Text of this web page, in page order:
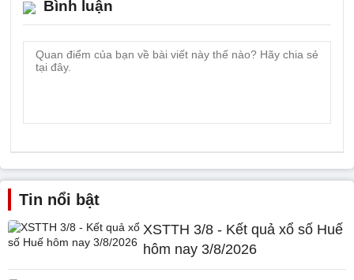
Bình luận
Tin nổi bật
XSTTH 3/8 - Kết quả xổ số Huế
hôm nay 3/8/2026